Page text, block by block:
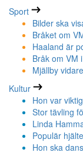
Sport
Bilder ska
Bråket om
Haaland är
Bråk om VM
Mjällby
Kultur
Hon var
Stor tävling
Linda
Populär
Hon ska